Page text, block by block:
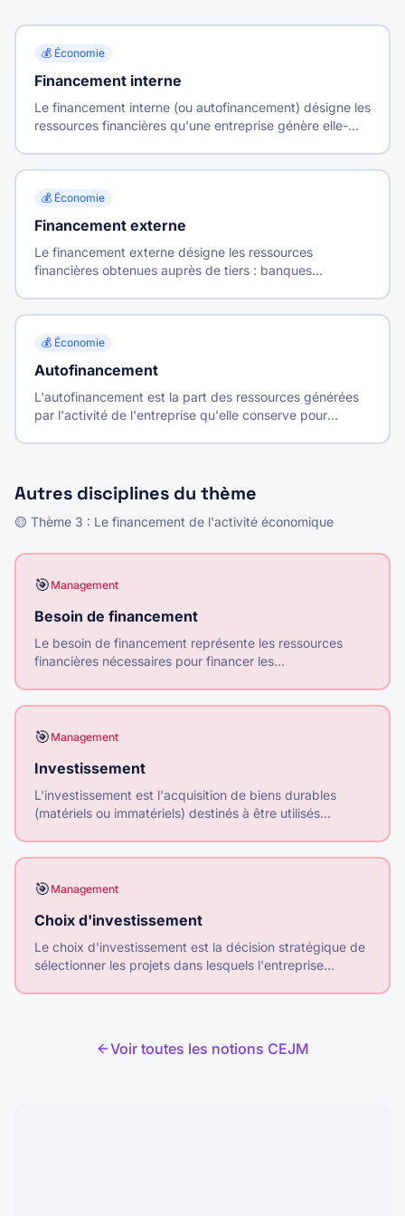
💰 Économie
Financement interne
Le financement interne (ou autofinancement) désigne les
ressources financières qu'une entreprise génère elle-
💰 Économie
Financement externe
Le financement externe désigne les ressources
financières obtenues auprès de tiers : banques
💰 Économie
Autofinancement
L'autofinancement est la part des ressources générées
par l'activité de l'entreprise qu'elle conserve pour
Autres disciplines du thème
🟡 Thème 3 : Le financement de l'activité économique
🎯 Management
Besoin de financement
Le besoin de financement représente les ressources
financières nécessaires pour financer les
🎯 Management
Investissement
L'investissement est l'acquisition de biens durables
(matériels ou immatériels) destinés à être utilisés
🎯 Management
Choix d'investissement
Le choix d'investissement est la décision stratégique de
sélectionner les projets dans lesquels l'entreprise
Voir toutes les notions CEJM